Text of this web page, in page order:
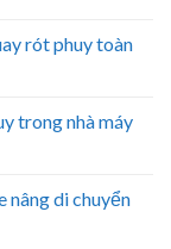
rót phuy toàn
trong nhà máy
nâng di chuyển